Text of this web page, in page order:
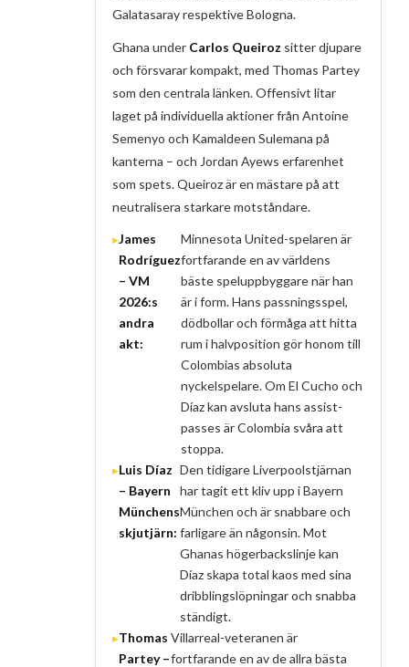
Galatasaray respektive Bologna.
Ghana under Carlos Queiroz sitter djupare
och försvarar kompakt, med Thomas Partey
som den centrala länken. Offensivt litar
laget på individuella aktioner från Antoine
Semenyo och Kamaldeen Sulemana på
kanterna – och Jordan Ayews erfarenhet
som spets. Queiroz är en mästare på att
neutralisera starkare motståndare.
James
Rodríguez
– VM
2026:s
andra
akt:
Minnesota United-spelaren är
fortfarande en av världens
bäste speluppbyggare när han
är i form. Hans passningsspel,
dödbollar och förmåga att hitta
rum i halvposition gör honom till
Colombias absoluta
nyckelspelare. Om El Cucho och
Díaz kan avsluta hans assist-
passes är Colombia svåra att
stoppa.
Luis Díaz
– Bayern
Münchens
skjutjärn:
Den tidigare Liverpoolstjärnan
har tagit ett kliv upp i Bayern
München och är snabbare och
farligare än någonsin. Mot
Ghanas högerbackslinje kan
Díaz skapa total kaos med sina
dribblingslöpningar och snabba
ständigt.
Thomas
Partey –
Villarreal-veteranen är
fortfarande en av de allra bästa